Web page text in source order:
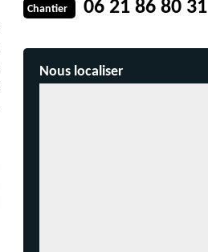
Chantier 06 21 86 80 31
Nous localiser